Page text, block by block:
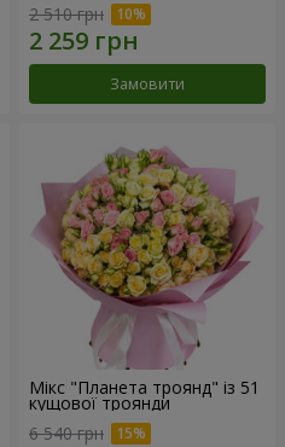
2 510 грн
Замовити
Мікс "Планета троянд" із 51
кущової троянди
6 540 грн